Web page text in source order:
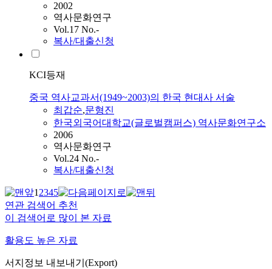
2002
역사문화연구
Vol.17 No.-
복사/대출신청
KCI등재
중국 역사교과서(1949~2003)의 한국 현대사 서술
최갑순,문형진
한국외국어대학교(글로벌캠퍼스) 역사문화연구소
2006
역사문화연구
Vol.24 No.-
복사/대출신청
12345
연관 검색어 추천
이 검색어로 많이 본 자료
활용도 높은 자료
서지정보 내보내기(Export)